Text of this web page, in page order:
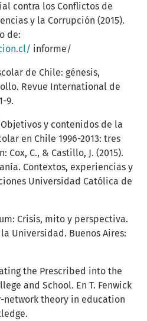
contra los Conflictos de
y la Corrupción (2015).
de:
informe/
de Chile: génesis,
Revue International de
9.
Objetivos y contenidos de la
en Chile 1996-2013: tres
Cox, C., & Castillo, J. (2015).
Contextos, experiencias y
Universidad Católica de
Crisis, mito y perspectiva.
Universidad. Buenos Aires:
the Prescribed into the
and School. En T. Fenwick
network theory in education